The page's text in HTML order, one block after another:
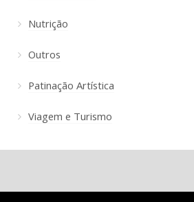
Nutrição
Outros
Patinação Artística
Viagem e Turismo